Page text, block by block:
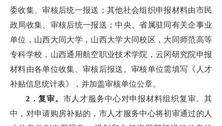
委收集、审核后统一报送；其他社会组织申报材料由市民
政局收集、审核后统一报送；中央、省属驻同有关企事业
单位，山西大同大学，山西大学大同校区，大同师范高等
专科学校，山西通用航空职业技术学院，云冈研究院申报
材料由各单位收集、审核后报送。审核单位需填写《人才
补贴信息统计表》，并加盖审核单位公章。
2．复审。 市人才服务中心对申报材料组织复审。其
中，对申请购房补贴的，市人才服务中心将初审通过的人